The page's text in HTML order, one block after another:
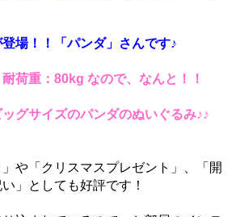
場！！「パンダ」さんです♪
荷重：80kg なので、なんと！！
グサイズのパンダのぬいぐるみ♪♪
」や「クリスマスプレゼント」、「開
」としても好評です！